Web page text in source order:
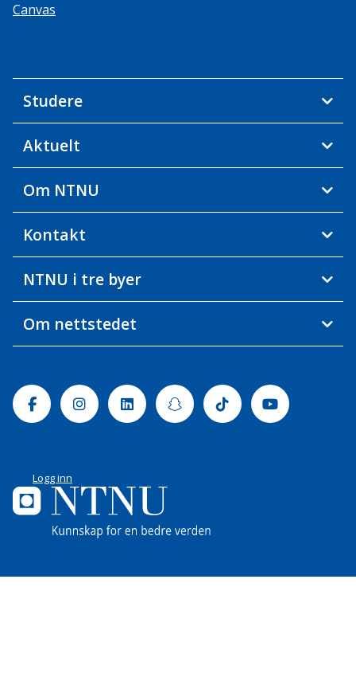
Canvas
Studere
Aktuelt
Om NTNU
Kontakt
NTNU i tre byer
Om nettstedet
FacebookInstagramLinkedinSnapchatTiktok Youtube
Logg inn